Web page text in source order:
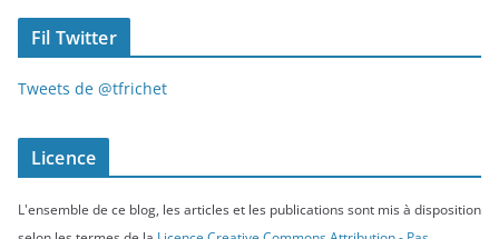
Fil Twitter
Tweets de @tfrichet
Licence
L'ensemble de ce blog, les articles et les publications sont mis à disposition